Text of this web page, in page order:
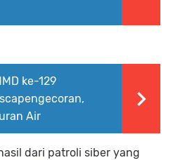
ke-129
Air
dari patroli siber yang